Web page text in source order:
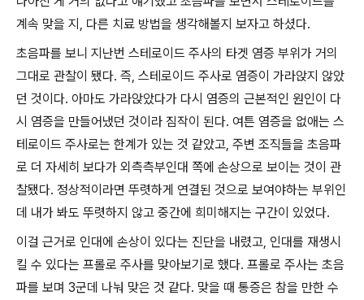
계속 맞을 지, 다른 치료 방법을 생각해볼지 보자고 하셨다.
초음파를 보니 지난번 스테로이드 주사의 타겟 염증 부위가 거의
그대로 관찰이 됐다. 즉, 스테로이드 주사로 염증이 가라앉지 않았
던 것이다. 아마도 가라앉았다가 다시 염증의 근본적인 원인이 다
시 염증을 만들어냈던 것이라 짐작이 된다. 여튼 염증을 없애는 스
테로이드 주사로는 한계가 있는 것 같았고, 주변 조직들을 초음파
로 더 자세히 보다가 외측측부인대 쪽에 손상으로 보이는 것이 관
찰됐다. 정상적이라면 뚜렷하게 연결된 것으로 보여야하는 부위인
데 내가 봐도 뚜렷하지 않고 중간에 희미해지는 구간이 있었다.
이걸 근거로 인대에 손상이 있다는 진단을 내렸고, 인대를 재생시
킬 수 있다는 프롤로 주사를 맞아보기로 했다. 프롤로 주사는 초음
파를 보며 3군데 나눠 맞은 것 같다. 맞을 때 통증은 참을 만한 수